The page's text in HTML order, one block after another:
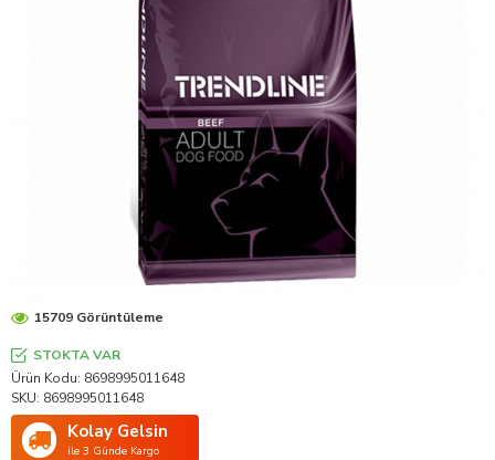
STOKTA VAR
Ürün Kodu: 8698995011648
SKU: 8698995011648
Kolay Gelsin
ile 3 Günde Kargo
15709 Görüntüleme